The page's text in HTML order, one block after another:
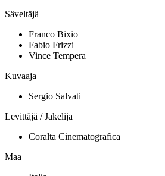
Säveltäjä
Franco Bixio
Fabio Frizzi
Vince Tempera
Kuvaaja
Sergio Salvati
Levittäjä / Jakelija
Coralta Cinematografica
Maa